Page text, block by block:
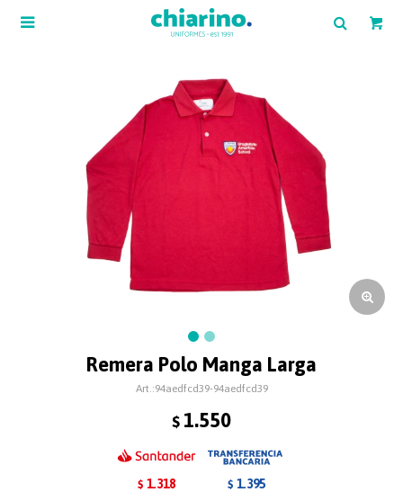

Remera Polo Manga Larga
94aedfcd39-94aedfcd39
$ 1.550
$ 1.318 $ 1.395